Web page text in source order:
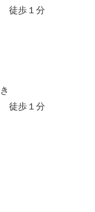
徒歩１分
徒歩１分